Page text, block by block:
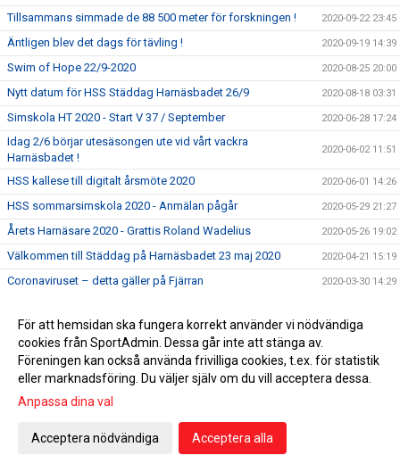
Tillsammans simmade de 88 500 meter för forskningen ! 2020-09-22 23:45
Äntligen blev det dags för tävling ! 2020-09-19 14:39
Swim of Hope 22/9-2020 2020-08-25 20:00
Nytt datum för HSS Städdag Harnäsbadet 26/9 2020-08-18 03:31
Simskola HT 2020 - Start V 37 / September 2020-06-28 17:24
Idag 2/6 börjar utesäsongen ute vid vårt vackra
Harnäsbadet !
2020-06-02 11:51
HSS kallese till digitalt årsmöte 2020 2020-06-01 14:26
HSS sommarsimskola 2020 - Anmälan pågår 2020-05-29 21:27
Årets Harnäsare 2020 - Grattis Roland Wadelius 2020-05-26 19:02
Välkommen till Städdag på Harnäsbadet 23 maj 2020 2020-04-21 15:19
Coronaviruset – detta gäller på Fjärran 2020-03-30 14:29
Obs ! HSS Årsmöte 21/3 är inställt !!!! 2020-03-17 20:17
För att minska spridningen av Coronaviruset är det viktigt
att vi alla hjälps åt
2020-03-15 15:54
5 klubbtävlingen den 15 mars är inställd !
Erbjudande om att gå funktionärsutbildning 21/3
För att hemsidan ska fungera korrekt använder vi nödvändiga
cookies från SportAdmin. Dessa går inte att stänga av.
Föreningen kan också använda frivilliga cookies, t.ex. för statistik
eller marknadsföring. Du väljer själv om du vill acceptera dessa.
Anpassa dina val
Acceptera nödvändiga Acceptera alla